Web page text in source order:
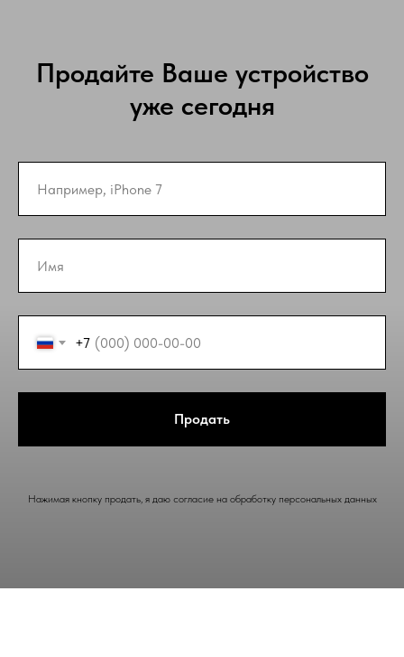
Продайте Ваше устройство
уже сегодня
+7
Продать
Нажимая кнопку продать, я даю согласие на обработку персональных данных